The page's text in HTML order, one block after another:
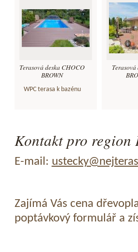
Terasová deska CHOCO
BROWN
WPC terasa k bazénu
Kontakt pro
E-mail:
Zajímá Vás cena
poptávkový formulář a